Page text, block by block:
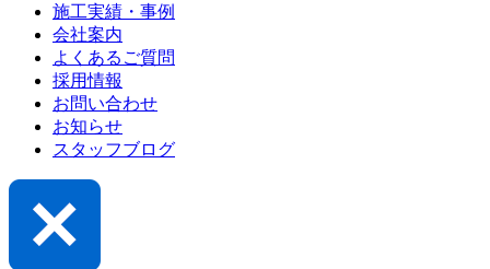
施工実績・事例
会社案内
よくあるご質問
採用情報
お問い合わせ
お知らせ
スタッフブログ